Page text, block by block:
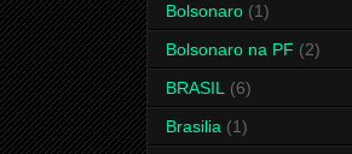
Bolsonaro (1)
Bolsonaro na PF (2)
BRASIL (6)
Brasilia (1)